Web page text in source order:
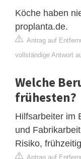
Köche haben
proplanta.de.
Antrag auf
vollständige Antwort
Welche
frühesten?
Hilfsarbeiter im
und
Risiko,
Antrag auf